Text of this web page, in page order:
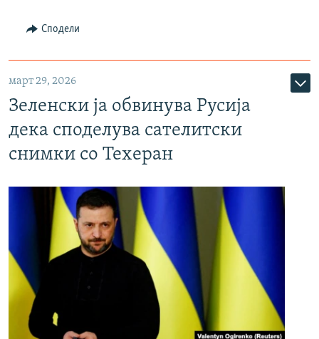
Сподели
март 29, 2026
Зеленски ја обвинува Русија
дека споделува сателитски
снимки со Техеран